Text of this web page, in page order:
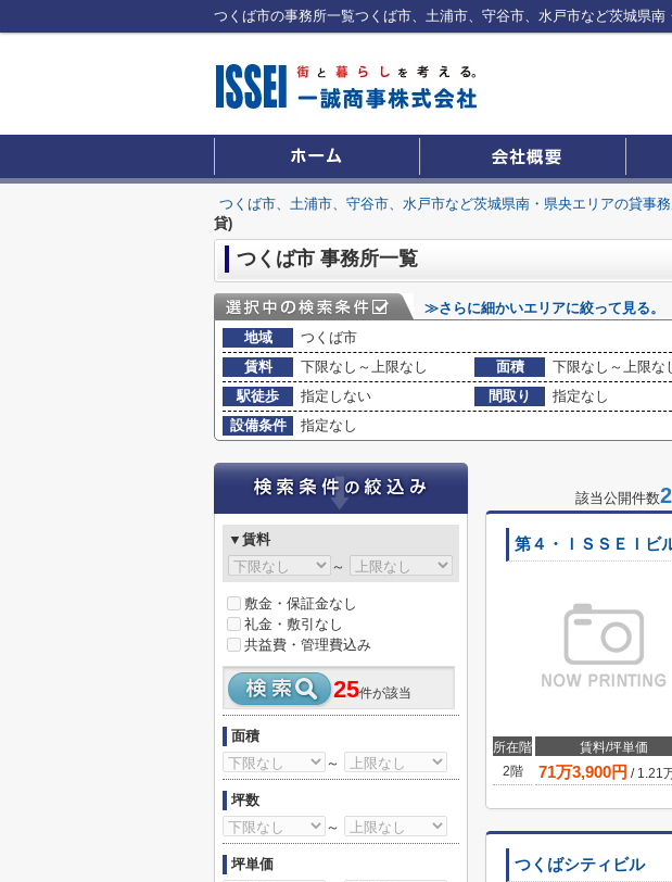
つくば市、土浦市、守谷市、水戸市など茨城県南・県央エリアの貸事
貸)
つくば市 事務所一覧
≫さらに細かいエリアに絞って見る。
地域
つくば市
賃料
下限なし～上限なし 面積 下限なし～上限な
駅徒歩
指定しない 間取り
指定なし
設備条件
指定なし
該当公開件数
第４・ＩＳＳＥＩビ
所在階 賃料/坪単価
2階
71万3,900円 / 1.21
つくばシティビル
▼賃料
～
敷金・保証金なし
礼金・敷引なし
共益費・管理費込み
25件が該当
面積
～
坪数
～
坪単価